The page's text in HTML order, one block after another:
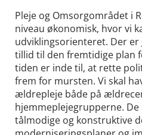
Pleje og Omsorgområdet i
niveau økonomisk, hvor vi
udviklingsorienteret. Der
tillid til den fremtidige plan
tiden er inde til, at rette
frem for mursten. Vi skal
ældrepleje både på
hjemmeplejegrupperne.
tålmodige og konstruktive